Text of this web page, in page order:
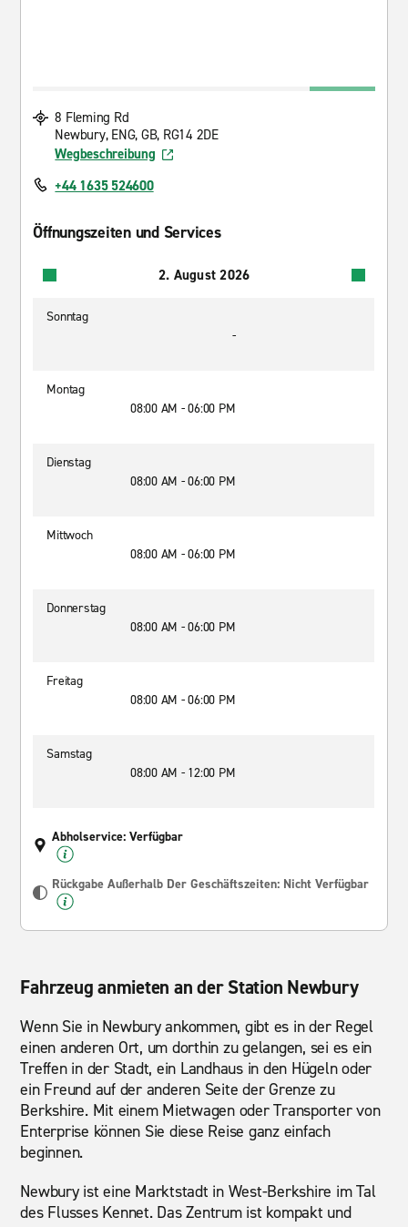
8 Fleming Rd
Newbury, ENG, GB, RG14 2DE
Wegbeschreibung
+44 1635 524600
Öffnungszeiten und Services
2. August 2026
Sonntag
-
Montag
08:00 AM - 06:00 PM
Dienstag
08:00 AM - 06:00 PM
Mittwoch
08:00 AM - 06:00 PM
Donnerstag
08:00 AM - 06:00 PM
Freitag
08:00 AM - 06:00 PM
Samstag
08:00 AM - 12:00 PM
Abholservice: Verfügbar
Rückgabe Außerhalb Der Geschäftszeiten: Nicht Verfügbar
Fahrzeug anmieten an der Station Newbury
Wenn Sie in Newbury ankommen, gibt es in der Regel
einen anderen Ort, um dorthin zu gelangen, sei es ein
Treffen in der Stadt, ein Landhaus in den Hügeln oder
ein Freund auf der anderen Seite der Grenze zu
Berkshire. Mit einem Mietwagen oder Transporter von
Enterprise können Sie diese Reise ganz einfach
beginnen.
Newbury ist eine Marktstadt in West-Berkshire im Tal
des Flusses Kennet. Das Zentrum ist kompakt und